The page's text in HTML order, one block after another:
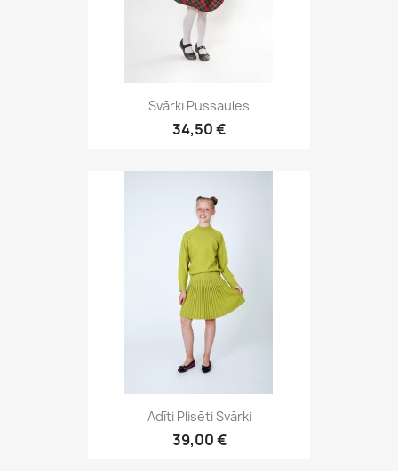
Svārki Pussaules
34,50 €
Adīti Plisēti Svārki
39,00 €